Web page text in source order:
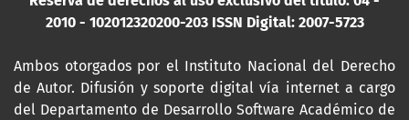
2010 - 102012320200-203 ISSN Digital: 2007-5723
Ambos otorgados por el Instituto Nacional del Derecho
de Autor. Difusión y soporte digital vía internet a cargo
del Departamento de Desarrollo Software Académico de